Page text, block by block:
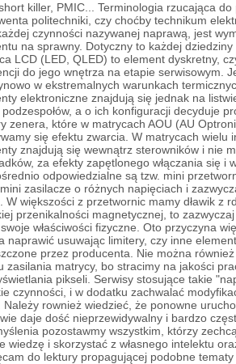
killer, PMIC... Terminologia rzucająca
politechniki, czy choćby technikum
czynności nazywanej naprawą, jest
na sprawny. Dotyczny to każdej
LCD (LED, QLED) to element dyskretny,
do jego wnętrza na etapie serwisowym.
w ekstremalnych warunkach
elektroniczne znajdują się jednak na
podzespołów, a o ich konfiguracji decyduje
zenera, które w matrycach AOU (AU
się efektu zwarcia. W matrycach wielu
znajdują się wewnątrz sterowników i nie
za efekty zapętlonego włączania się i
odpowiedzialne są tzw. mini
zasilacze o różnych napięciach i
W większości z przetwornic mamy dławik z
przenikalności magnetycznej, to
właściwości fizyczne. Oto przyczyna
naprawić usuwając limitery, czy inne
przez producenta. Nie można
zasilania matrycy, bo stracimy na jakości
pikseli. Serwisy stosujące takie
czynności, i w dodatku zachwalać
Należy rownież wiedzieć, że ponowne
daje dość nieprzewidywalny i bardzo
pozostawmy wszystkim, którzy
wiedzę i skorzystać z własnego intelektu
do lektury propagującej podobne